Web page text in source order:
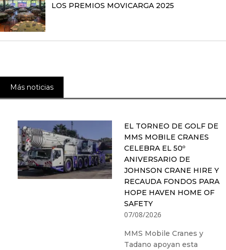
LOS PREMIOS MOVICARGA 2025
Más noticias
EL TORNEO DE GOLF DE
MMS MOBILE CRANES
CELEBRA EL 50º
ANIVERSARIO DE
JOHNSON CRANE HIRE Y
RECAUDA FONDOS PARA
HOPE HAVEN HOME OF
SAFETY
07/08/2026
MMS Mobile Cranes y
Tadano apoyan esta